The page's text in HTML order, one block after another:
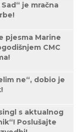
je mračna
pjesma Marine
CMC
ne“, dobio je
s aktualnog
Poslušajte